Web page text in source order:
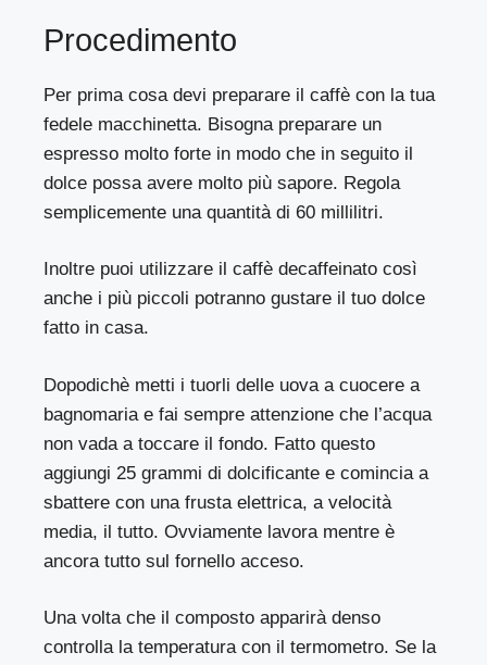
Procedimento
Per prima cosa devi preparare il caffè con la tua
fedele macchinetta. Bisogna preparare un
espresso molto forte in modo che in seguito il
dolce possa avere molto più sapore. Regola
semplicemente una quantità di 60 millilitri.
Inoltre puoi utilizzare il caffè decaffeinato così
anche i più piccoli potranno gustare il tuo dolce
fatto in casa.
Dopodichè metti i tuorli delle uova a cuocere a
bagnomaria e fai sempre attenzione che l’acqua
non vada a toccare il fondo. Fatto questo
aggiungi 25 grammi di dolcificante e comincia a
sbattere con una frusta elettrica, a velocità
media, il tutto. Ovviamente lavora mentre è
ancora tutto sul fornello acceso.
Una volta che il composto apparirà denso
controlla la temperatura con il termometro. Se la